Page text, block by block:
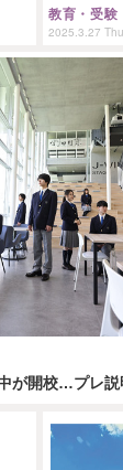
教育・受験
2025.3.27
が開校…プレ